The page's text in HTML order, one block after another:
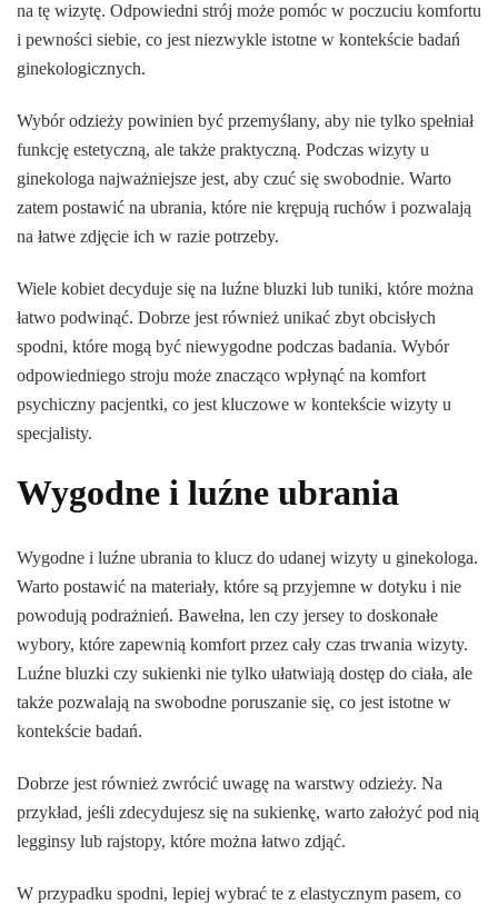
na tę wizytę. Odpowiedni strój może pomóc w poczuciu komfortu
i pewności siebie, co jest niezwykle istotne w kontekście badań
ginekologicznych.
Wybór odzieży powinien być przemyślany, aby nie tylko spełniał
funkcję estetyczną, ale także praktyczną. Podczas wizyty u
ginekologa najważniejsze jest, aby czuć się swobodnie. Warto
zatem postawić na ubrania, które nie krępują ruchów i pozwalają
na łatwe zdjęcie ich w razie potrzeby.
Wiele kobiet decyduje się na luźne bluzki lub tuniki, które można
łatwo podwinąć. Dobrze jest również unikać zbyt obcisłych
spodni, które mogą być niewygodne podczas badania. Wybór
odpowiedniego stroju może znacząco wpłynąć na komfort
psychiczny pacjentki, co jest kluczowe w kontekście wizyty u
specjalisty.
Wygodne i luźne ubrania
Wygodne i luźne ubrania to klucz do udanej wizyty u ginekologa.
Warto postawić na materiały, które są przyjemne w dotyku i nie
powodują podrażnień. Bawełna, len czy jersey to doskonałe
wybory, które zapewnią komfort przez cały czas trwania wizyty.
Luźne bluzki czy sukienki nie tylko ułatwiają dostęp do ciała, ale
także pozwalają na swobodne poruszanie się, co jest istotne w
kontekście badań.
Dobrze jest również zwrócić uwagę na warstwy odzieży. Na
przykład, jeśli zdecydujesz się na sukienkę, warto założyć pod nią
legginsy lub rajstopy, które można łatwo zdjąć.
W przypadku spodni, lepiej wybrać te z elastycznym pasem, co